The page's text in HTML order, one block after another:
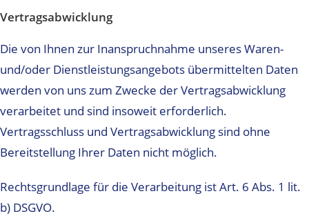
Vertragsabwicklung
Die von Ihnen zur Inanspruchnahme unseres Waren-
und/oder Dienstleistungsangebots übermittelten Daten
werden von uns zum Zwecke der Vertragsabwicklung
verarbeitet und sind insoweit erforderlich.
Vertragsschluss und Vertragsabwicklung sind ohne
Bereitstellung Ihrer Daten nicht möglich.
Rechtsgrundlage für die Verarbeitung ist Art. 6 Abs. 1 lit.
b) DSGVO.